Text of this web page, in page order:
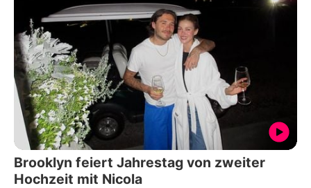
Brooklyn feiert Jahrestag von zweiter
Hochzeit mit Nicola